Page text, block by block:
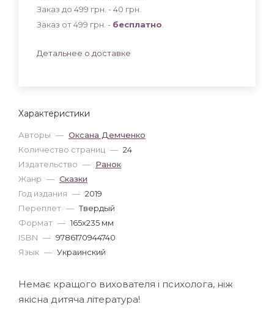
Характеристики
Авторы — Оксана Демченко
Количество страниц — 24
Издательство — Ранок
Жанр — Сказки
Год издания — 2019
Переплет — Твердый
Формат — 165x235 мм
ISBN — 9786170944740
Язык — Украинский
Заказ до 499 грн. - 40 грн
Заказ от 499 грн. - бесплатно
Детальнее о доставке
Немає кращого вихователя і психолога, ніж
якісна дитяча література!